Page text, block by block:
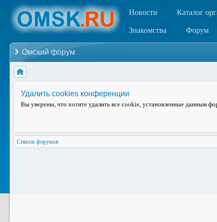
Новости Каталог
Знакомства Форум
Омский форум
Удалить cookies конференции
Вы уверены, что хотите удалить все cookie, установленные данным
Список форумов